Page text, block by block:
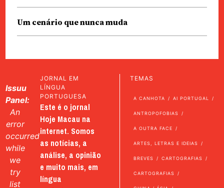
Um cenário que nunca muda
Issuu
Panel:
An
error
occurred
while
we
try
list
JORNAL EM
LÍNGUA
PORTUGUESA
Este é o jornal
Hoje Macau na
internet. Somos
as notícias, a
análise, a opinião
e muito mais, em
língua
TEMAS
A CANHOTA AI PORTUGAL
ANTROPOFOBIAS
A OUTRA FACE
ARTES, LETRAS E IDEIAS
BREVES CARTOGRAFIAS
CARTOGRAFIAS